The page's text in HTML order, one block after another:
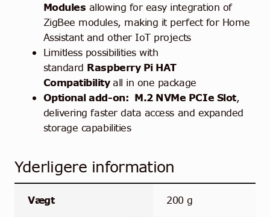
Modules allowing for easy integration of
ZigBee modules, making it perfect for Home
Assistant and other IoT projects
Limitless possibilities with
standard Raspberry Pi HAT
Compatibilityall in one package
Optional add-on: M.2 NVMe PCIe Slot,
delivering faster data access and expanded
storage capabilities
Yderligere information
Vægt 200 g